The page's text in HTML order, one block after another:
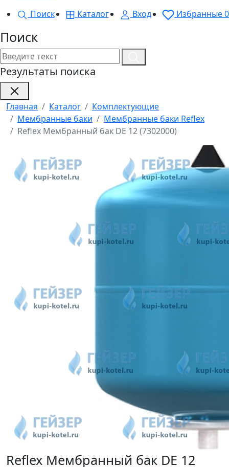
Поиск
Каталог Вход Избранные0
Поиск
Результаты поиска
Главная Каталог
Комплектующие
Мембранные баки
Мембранные баки Reflex
Reflex Мембранный бак DE 12 (7302000)
Reflex Мембранный бак DE 12